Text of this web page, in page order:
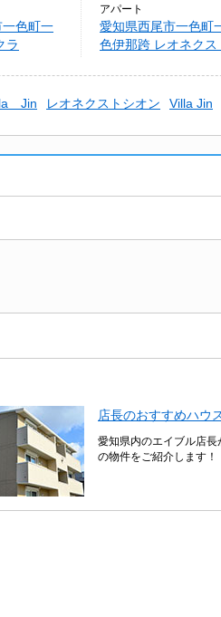
色町一
ラ
アパート
愛知県西尾市一色町
色伊那跨 レオネクス
Jin レオネクストシオン Villa Jin
店長のおすすめハウ
愛知県内のエイブル店
の物件をご紹介します！